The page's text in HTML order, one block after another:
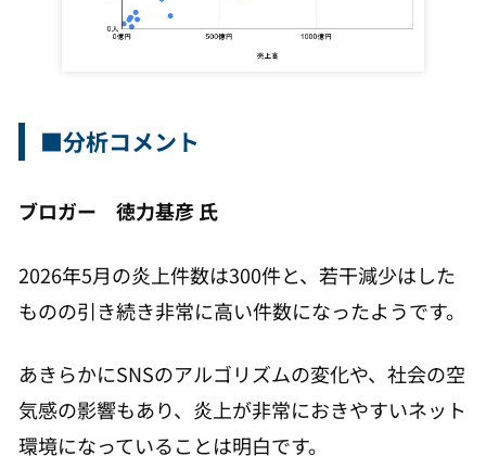
■分析コメント
ブロガー 徳力基彦 氏
2026年5月の炎上件数は300件と、若干減少はした
ものの引き続き非常に高い件数になったようです。
あきらかにSNSのアルゴリズムの変化や、社会の空
気感の影響もあり、炎上が非常におきやすいネット
環境になっていることは明白です。